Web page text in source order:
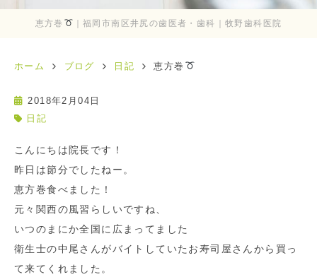
恵方巻 ｜福岡市南区井尻の歯医者・歯科｜牧野歯科医院
ホーム ブログ 日記 恵方巻
2018年2月04日
日記
こんにちは院長です！
昨日は節分でしたねー。
恵方巻食べました！
元々関西の風習らしいですね、
いつのまにか全国に広まってました
衛生士の中尾さんがバイトしていたお寿司屋さんから買っ
て来てくれました。